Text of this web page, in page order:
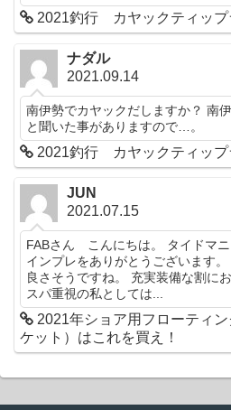
2021釣行 カヤックティップ
ナダル
2021.09.14
南伊勢でカヤックだしますか？ 南
と聞いた事がありますので…。
2021釣行 カヤックティップ
JUN
2021.07.15
FABさん こんにちは。 タイドマニ
インプレをありがとうございます
良さそうですね。 充実装備な割に
スパ重視の私としては...
2021年ショア用フローティ
ケット）はこれを買え！